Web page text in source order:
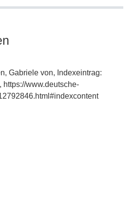
Gabriele von, Indexeintrag:
https://www.deutsche-